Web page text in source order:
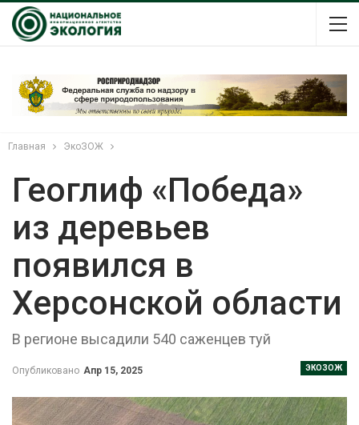
Главная ЭкоЗОЖ
Геоглиф «Победа»
из деревьев
появился в
Херсонской области
В регионе высадили 540 саженцев туй
ЭКОЗОЖ
Опубликовано Апр 15, 2025